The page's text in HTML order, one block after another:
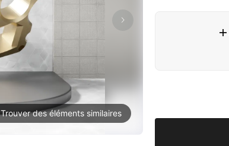
Trouver des éléments similaires
